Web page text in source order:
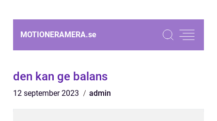
MOTIONERAMERA.se
den kan ge balans
12 september 2023 admin